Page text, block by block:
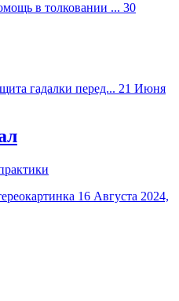
в толковании ... 30
гадалки перед... 21 Июня
16 Августа 2024,